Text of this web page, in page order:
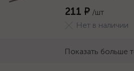
211 ₽ /шт
Нет в наличии
Показать больше